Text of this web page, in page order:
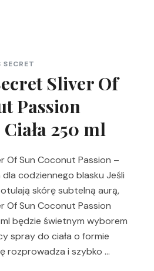
Sliver Of
Passion
250 ml
Of Sun Coconut Passion –
dla codziennego blasku Jeśli
skórę subtelną aurą,
Of Sun Coconut Passion
ml będzie świetnym wyborem
spray do ciała o formie
rozprowadza i szybko …